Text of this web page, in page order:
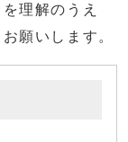
理解のうえ
願いします。